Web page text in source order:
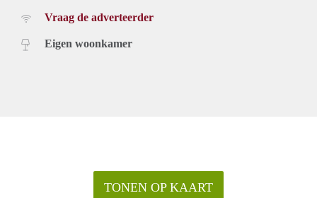
Vraag de adverteerder
Eigen woonkamer
TONEN OP KAART